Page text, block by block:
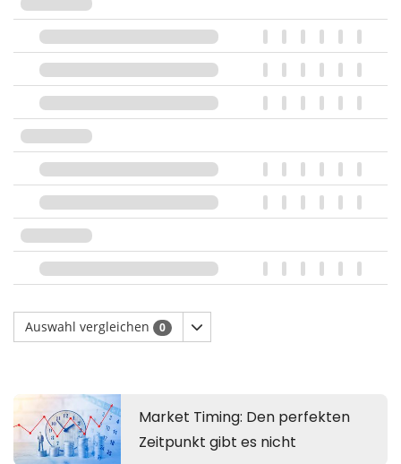
Auswahl vergleichen 0